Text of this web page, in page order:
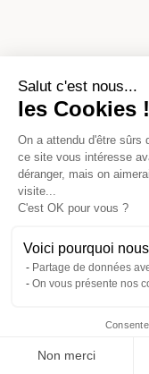
Salut c'est nous...
les Cookies !
On a attendu d'être sûrs
ce site vous intéresse
déranger, mais on
visite...
C'est OK pour vous ?
Voici pourquoi
Partage de données
On vous présente nos
Non merci